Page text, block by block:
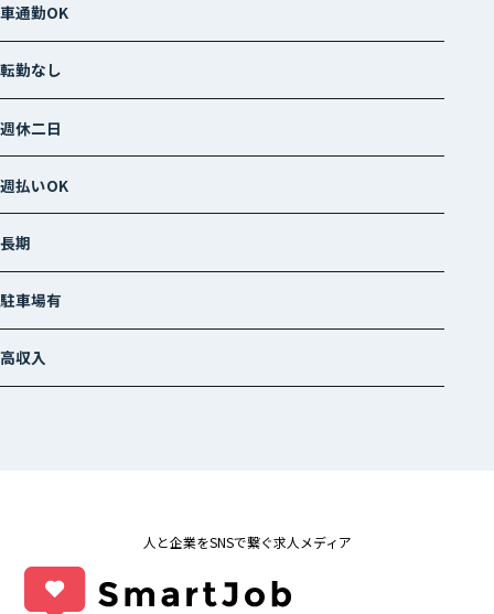
車通勤OK
転勤なし
週休二日
週払いOK
長期
駐車場有
高収入
人と企業をSNSで繋ぐ求人メディア